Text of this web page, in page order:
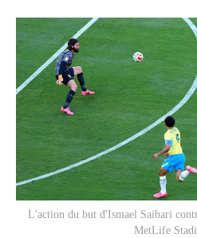
L'action du but d'Ismael Saibari
MetLife